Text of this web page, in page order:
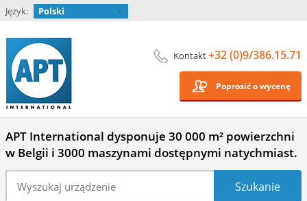
Język: Polski
Kontakt+32 (0)9/386.15.71
Poprosić o wycenę
APT International dysponuje 30 000 m² powierzchni
w Belgii i 3000 maszynami dostępnymi natychmiast.